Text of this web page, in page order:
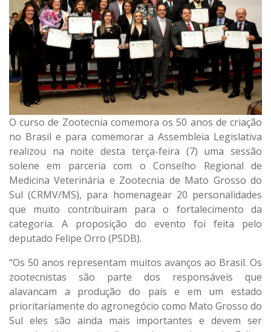
O curso de Zootecnia comemora os 50 anos de criação
no Brasil e para comemorar a Assembleia Legislativa
realizou na noite desta terça-feira (7) uma sessão
solene em parceria com o Conselho Regional de
Medicina Veterinária e Zootecnia de Mato Grosso do
Sul (CRMV/MS), para homenagear 20 personalidades
que muito contribuíram para o fortalecimento da
categoria. A proposição do evento foi feita pelo
deputado Felipe Orro (PSDB).
“Os 50 anos representam muitos avanços ao Brasil. Os
zootecnistas são parte dos responsáveis que
alavancam a produção do país e em um estado
prioritariamente do agronegócio como Mato Grosso do
Sul eles são ainda mais importantes e devem ser